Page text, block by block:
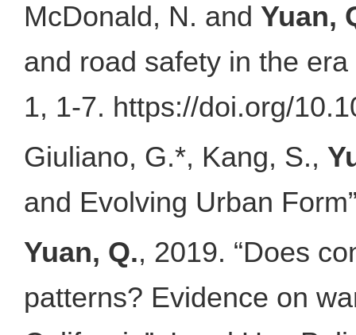
McDonald, N. and Yuan,
and road safety in the
1, 1-7. https://doi.org/
Giuliano, G.*, Kang, S.,
and Evolving Urban
Yuan, Q., 2019. “Does
patterns? Evidence on